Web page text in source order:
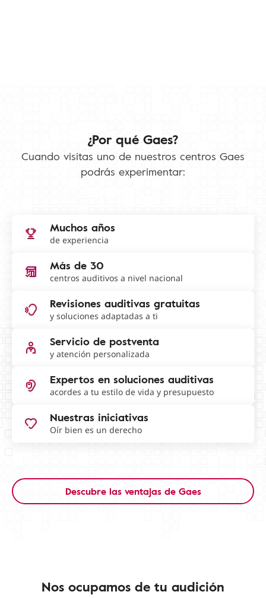
¿Por qué Gaes?
Cuando visitas uno de nuestros centros Gaes
podrás experimentar:
Muchos años
de experiencia
Más de 30
centros auditivos a nivel nacional
Revisiones auditivas gratuitas
y soluciones adaptadas a ti
Servicio de postventa
y atención personalizada
Expertos en soluciones auditivas
acordes a tu estilo de vida y presupuesto
Nuestras iniciativas
Oír bien es un derecho
Descubre las ventajas de Gaes
Nos ocupamos de tu audición